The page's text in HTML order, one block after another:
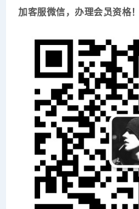
加客服微信，办理会员资格！